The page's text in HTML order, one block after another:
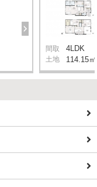
間取 4LDK
土地 114.15㎡